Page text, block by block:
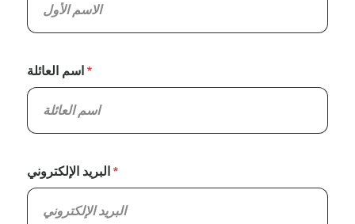
اسم العائلة
البريد الإلكتروني